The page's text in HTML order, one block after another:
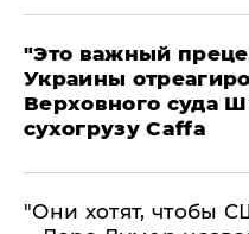
"Это важный
Украины
Верховного суда
сухогрузу Caffa
"Они хотят, чтобы